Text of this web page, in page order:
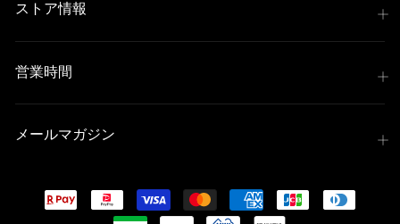
ストア情報
営業時間
メールマガジン